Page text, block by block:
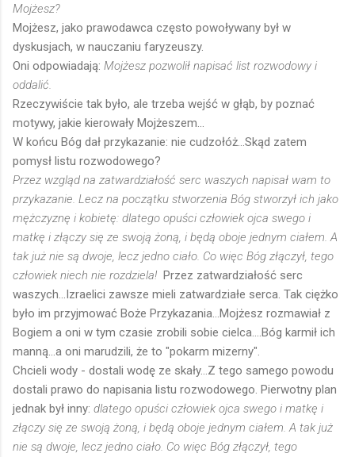
Mojżesz?
Mojżesz, jako prawodawca często powoływany był w
dyskusjach, w nauczaniu faryzeuszy.
Oni odpowiadają: Mojżesz pozwolił napisać list rozwodowy i
oddalić.
Rzeczywiście tak było, ale trzeba wejść w głąb, by poznać
motywy, jakie kierowały Mojżeszem...
W końcu Bóg dał przykazanie: nie cudzołóż...Skąd zatem
pomysł listu rozwodowego?
Przez wzgląd na zatwardziałość serc waszych napisał wam to
przykazanie. Lecz na początku stworzenia Bóg stworzył ich jako
mężczyznę i kobietę: dlatego opuści człowiek ojca swego i
matkę i złączy się ze swoją żoną, i będą oboje jednym ciałem. A
tak już nie są dwoje, lecz jedno ciało. Co więc Bóg złączył, tego
człowiek niech nie rozdziela! Przez zatwardziałość serc
waszych...Izraelici zawsze mieli zatwardziałe serca. Tak ciężko
było im przyjmować Boże Przykazania...Mojżesz rozmawiał z
Bogiem a oni w tym czasie zrobili sobie cielca....Bóg karmił ich
manną...a oni marudzili, że to "pokarm mizerny".
Chcieli wody - dostali wodę ze skały...Z tego samego powodu
dostali prawo do napisania listu rozwodowego. Pierwotny plan
jednak był inny: dlatego opuści człowiek ojca swego i matkę i
złączy się ze swoją żoną, i będą oboje jednym ciałem. A tak już
nie są dwoje, lecz jedno ciało. Co więc Bóg złączył, tego